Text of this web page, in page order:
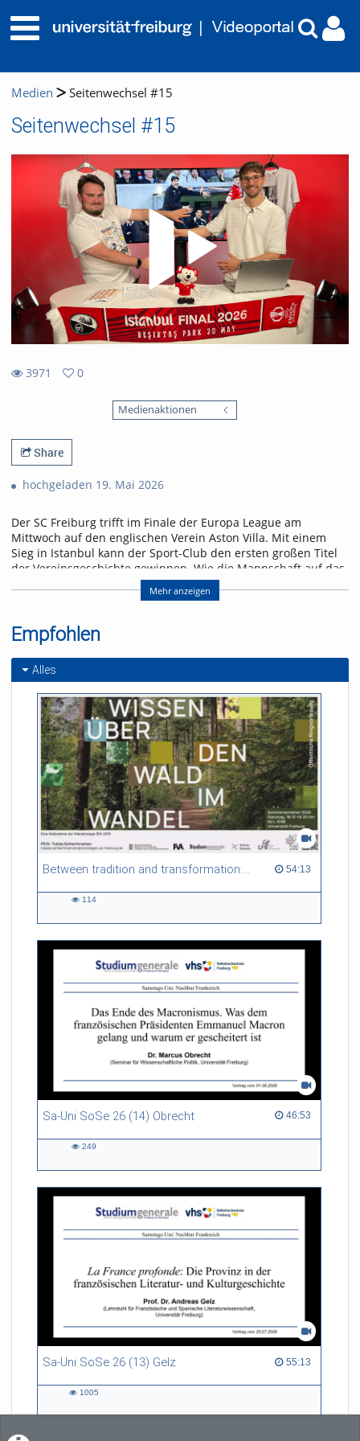
Medien Seitenwechsel #15
Seitenwechsel #15
3971
0
Medienaktionen
Share
hochgeladen 19. Mai 2026
Der SC Freiburg trifft im Finale der Europa League am
Mittwoch auf den englischen Verein Aston Villa. Mit einem
Sieg in Istanbul kann der Sport-Club den ersten großen Titel
der Vereinsgeschichte gewinnen. Wie die Mannschaft auf das
Spiel blickt und was für ein Gegner auf sie zukommt, erfahrt
ihr in der neuen Folge „Seitenwechsel“.
Referent/in:
Andreas Nagel
Mehr anzeigen
Empfohlen
Alles
Between tradition and transformation: how owners, advisers and institutions co-create knowledge for resilient forests in Europe 54:13
54:13 duration
114
Sa-Uni SoSe 26 (14) Obrecht 46:53
46:53 duration
249
Sa-Uni SoSe 26 (13) Gelz 55:13
55:13 duration
1005